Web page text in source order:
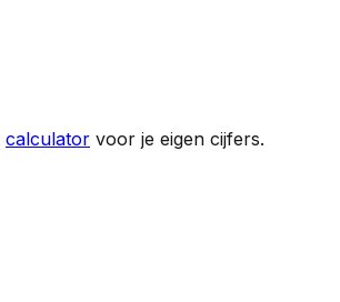
calculator voor je eigen cijfers.